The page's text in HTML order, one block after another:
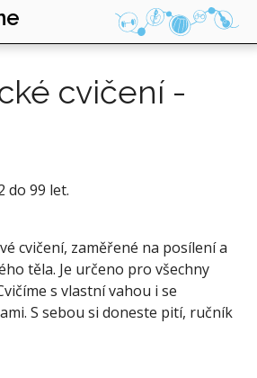
cvičení -
do 99 let.
cvičení, zaměřené na posílení a
těla. Je určeno pro všechny
s vlastní vahou i se
S sebou si doneste pití, ručník